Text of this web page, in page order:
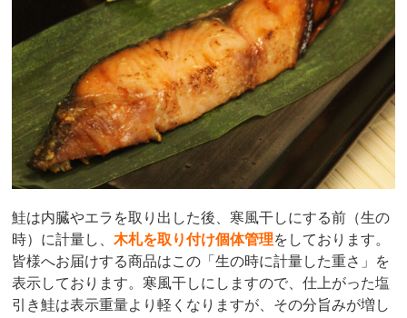
鮭は内臓やエラを取り出した後、寒風干しにする前（生の
時）に計量し、木札を取り付け個体管理をしております。
皆様へお届けする商品はこの「生の時に計量した重さ」を
表示しております。寒風干しにしますので、仕上がった塩
引き鮭は表示重量より軽くなりますが、その分旨みが増し